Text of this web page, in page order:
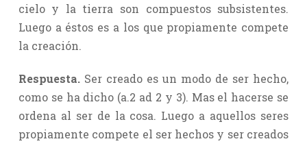
cielo y la tierra son compuestos subsistentes.
Luego a éstos es a los que propiamente compete
la creación.
Respuesta.Ser creado es un modo de ser hecho,
como se ha dicho (a.2 ad 2 y 3). Mas el hacerse se
ordena al ser de la cosa. Luego a aquellos seres
propiamente compete el ser hechos y ser creados